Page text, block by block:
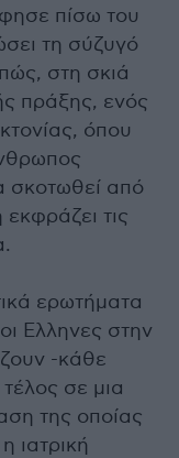
πίσω του
τη σύζυγό
στη σκιά
πράξης, ενός
όπου
σκοτωθεί από
τις
ερωτήματα
Ελληνες στην
-κάθε
σε μια
της οποίας
ιατρική